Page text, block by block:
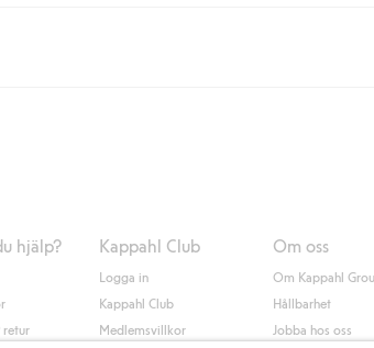
500kr med leverans till ombud eller paketbox
hjälp?
retur
Kappahl Club
Logga in
Kappahl Club
Medlemsvillkor
Om oss
Om Kappahl
Hållbarhet
Jobba hos oss